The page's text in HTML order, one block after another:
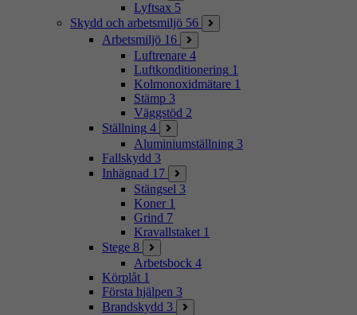
Lyftsax 5
Skydd och arbetsmiljö 56
Arbetsmiljö 16
Luftrenare 4
Luftkonditionering 1
Kolmonoxidmätare 1
Stämp 3
Väggstöd 2
Ställning 4
Aluminiumställning 3
Fallskydd 3
Inhägnad 17
Stängsel 3
Koner 1
Grind 7
Kravallstaket 1
Stege 8
Arbetsbock 4
Körplåt 1
Första hjälpen 3
Brandskydd 3